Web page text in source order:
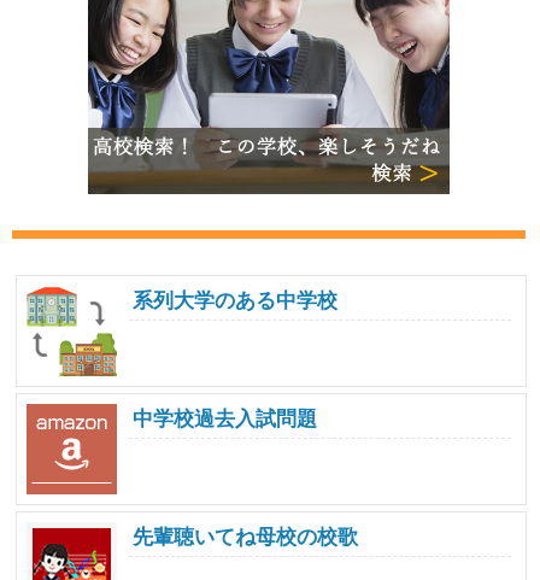
系列大学のある中学校
中学校過去入試問題
先輩聴いてね母校の校歌